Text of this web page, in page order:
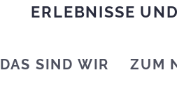
ERLEBNISSE
DAS SIND WIR ZUM